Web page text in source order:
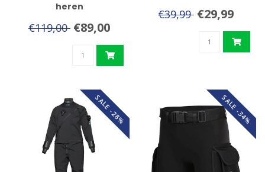
heren
€119,00 €89,00
€39,99 €29,99
SALE -28% SALE -34%